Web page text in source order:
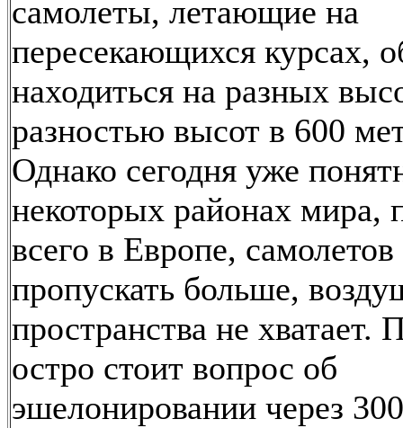
самолеты, летающие на
пересекающихся курсах,
находиться на разных
разностью высот в 600
Однако сегодня уже
некоторых районах мира,
всего в Европе,
пропускать больше,
пространства не хватает.
остро стоит вопрос об
эшелонировании через